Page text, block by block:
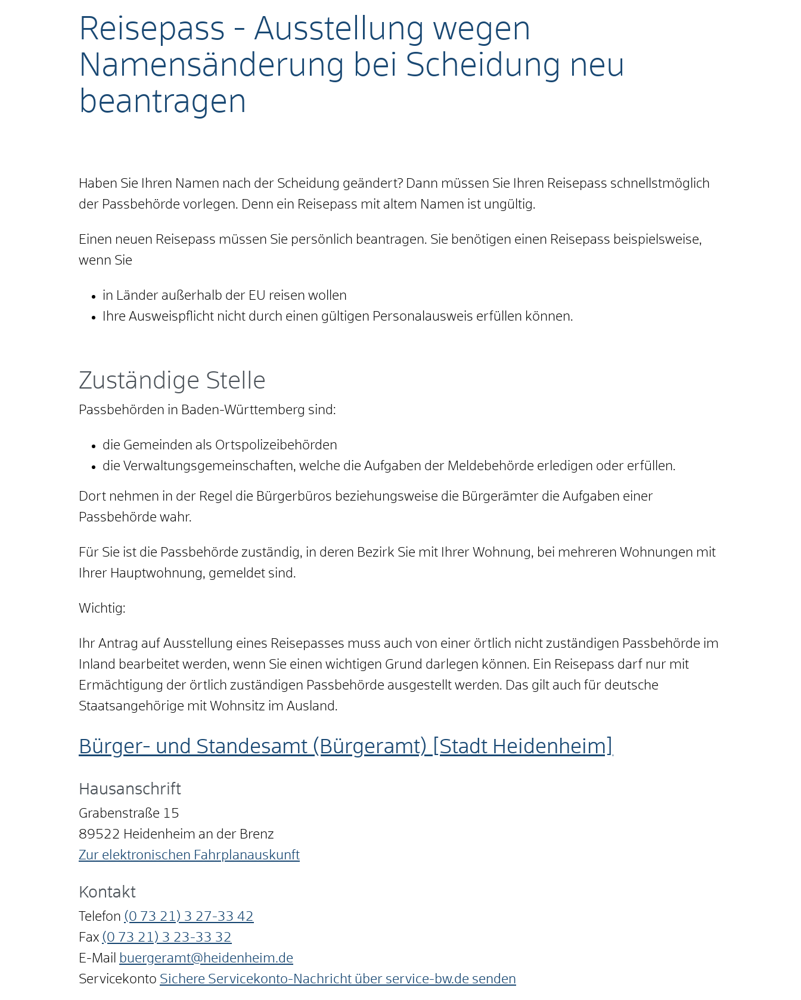
Reisepass - Ausstellung wegen
Namensänderung bei Scheidung neu
beantragen
Haben Sie Ihren Namen nach der Scheidung geändert? Dann müssen Sie Ihren Reisepass schnellstmöglich
der Passbehörde vorlegen. Denn ein Reisepass mit altem Namen ist ungültig.
Einen neuen Reisepass müssen Sie persönlich beantragen. Sie benötigen einen Reisepass beispielsweise,
wenn Sie
in Länder außerhalb der EU reisen wollen
Ihre Ausweispflicht nicht durch einen gültigen Personalausweis erfüllen können.
Zuständige Stelle
Passbehörden in Baden-Württemberg sind:
die Gemeinden als Ortspolizeibehörden
die Verwaltungsgemeinschaften, welche die Aufgaben der Meldebehörde erledigen oder erfüllen.
Dort nehmen in der Regel die Bürgerbüros beziehungsweise die Bürgerämter die Aufgaben einer
Passbehörde wahr.
Für Sie ist die Passbehörde zuständig, in deren Bezirk Sie mit Ihrer Wohnung, bei mehreren Wohnungen mit
Ihrer Hauptwohnung, gemeldet sind.
Wichtig:
Ihr Antrag auf Ausstellung eines Reisepasses muss auch von einer örtlich nicht zuständigen Passbehörde im
Inland bearbeitet werden, wenn Sie einen wichtigen Grund darlegen können. Ein Reisepass darf nur mit
Ermächtigung der örtlich zuständigen Passbehörde ausgestellt werden. Das gilt auch für deutsche
Staatsangehörige mit Wohnsitz im Ausland.
Bürger- und Standesamt (Bürgeramt) [Stadt Heidenheim]
Hausanschrift
Grabenstraße 15
89522 Heidenheim an der Brenz
Zur elektronischen Fahrplanauskunft
Kontakt
Telefon (0 73 21) 3 27-33 42
Fax (0 73 21) 3 23-33 32
E-Mail
buergeramt@heidenheim.de
Servicekonto Sichere Servicekonto-Nachricht über service-bw.de senden